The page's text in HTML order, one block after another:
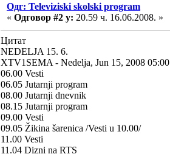
Одг: Televiziski skolski program
« Одговор #2 у: 20.59 ч. 16.06.2008. »
Цитат
NEDELJA 15. 6.
XTV1SEMA - Nedelja, Jun 15, 2008
06.00 Vesti
06.05 Jutarnji program
08.00 Jutarnji dnevnik
08.15 Jutarnji program
09.00 Vesti
09.05 Žikina šarenica /Vesti u 10.00/
11.00 Vesti
11.04 Dizni na RTS